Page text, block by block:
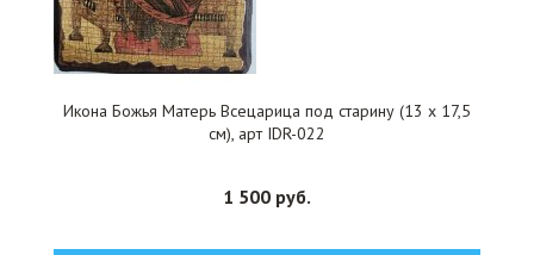
Икона Божья Матерь Всецарица под старину (13 х 17,5
см), арт IDR-022
1 500 руб.